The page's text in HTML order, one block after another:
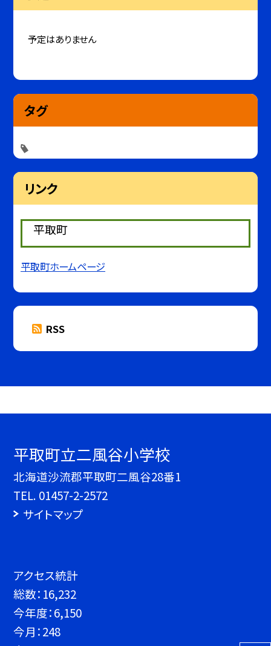
予定はありません
タグ
リンク
平取町
平取町ホームページ
RSS
平取町立二風谷小学校
北海道沙流郡平取町二風谷28番1
TEL. 01457-2-2572
サイトマップ
アクセス統計
総数： 16,232
今年度：6,150
今月：248